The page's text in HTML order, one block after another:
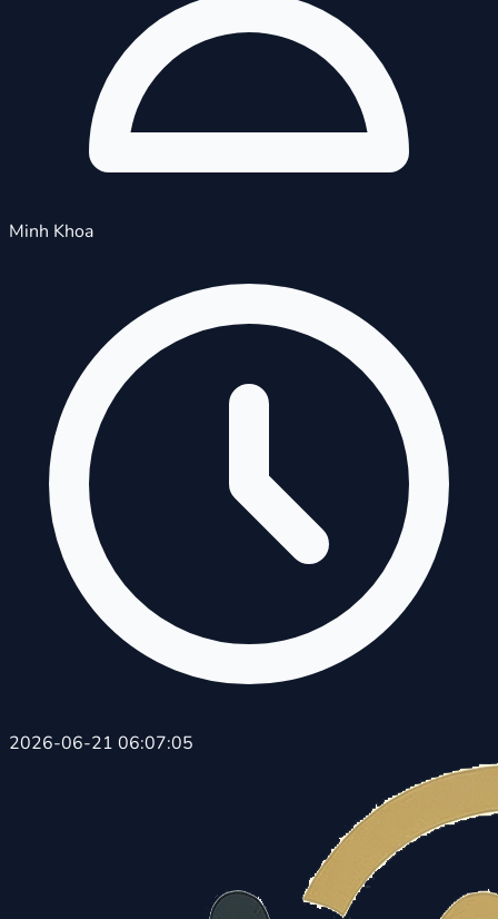
Minh Khoa
2026-06-21 06:07:05